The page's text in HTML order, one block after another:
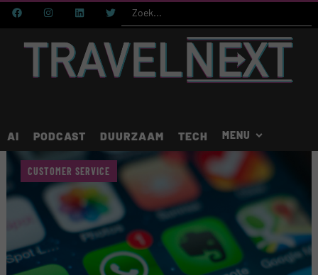
AI PODCAST DUURZAAM TECH
CUSTOMER SERVICE